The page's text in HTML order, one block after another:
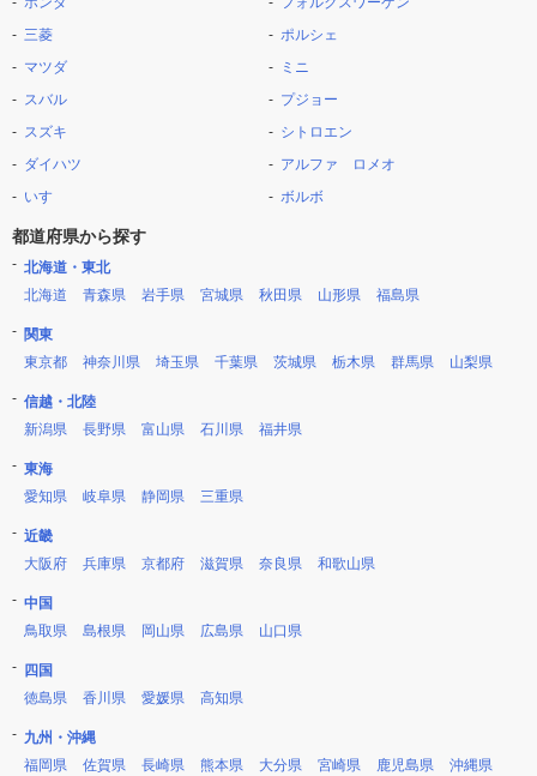
三菱
マツダ
スバル
スズキ
ダイハツ
いすゞ
ポルシェ
ミニ
プジョー
シトロエン
アルファ ロメオ
ボルボ
都道府県から探す
北海道・東北
北海道
青森県 岩手県 宮城県 秋田県 山形県 福島県
関東
東京都
神奈川県 埼玉県 千葉県 茨城県 栃木県 群馬県 山梨県
信越・北陸
新潟県
長野県 富山県 石川県 福井県
東海
愛知県
岐阜県 静岡県 三重県
近畿
大阪府
兵庫県 京都府 滋賀県 奈良県 和歌山県
中国
鳥取県
島根県 岡山県 広島県 山口県
四国
徳島県
香川県 愛媛県 高知県
九州・沖縄
福岡県
佐賀県 長崎県 熊本県 大分県 宮崎県 鹿児島県 沖縄県